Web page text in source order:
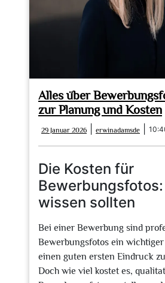
Alles über
zur Planung und Kosten
29 Januar 2026
Januar
2026
erwinadamsde
Die Kosten für
Bewerbungsfotos:
wissen sollten
Bei einer Bewerbung sind
Bewerbungsfotos ein
einen guten ersten Eindruck
Doch wie viel kostet es,